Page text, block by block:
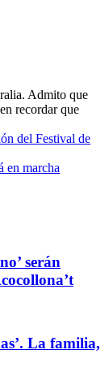
Admito que
recordar que
del Festival de
en marcha
serán
La familia,